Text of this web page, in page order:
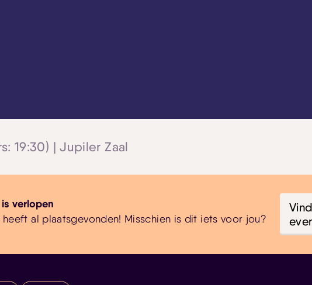
19:30) | Jupiler Zaal
verlopen
heeft al plaatsgevonden! Misschien is dit iets voor jou?